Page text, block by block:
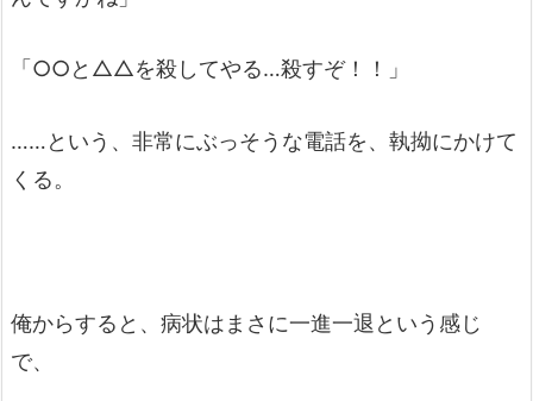
「○○と△△を殺してやる…殺すぞ！！」
……という、非常にぶっそうな電話を、執拗にかけて
くる。
俺からすると、病状はまさに一進一退という感じ
で、